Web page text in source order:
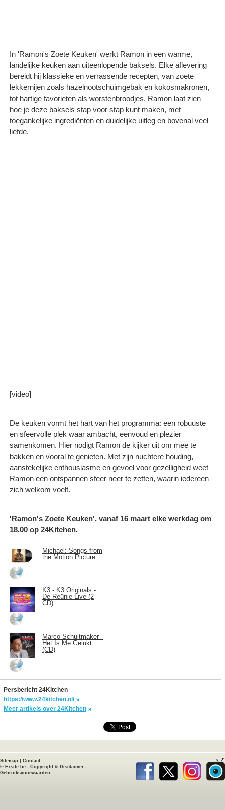
In 'Ramon's Zoete Keuken' werkt Ramon in een warme,
landelijke keuken aan uiteenlopende baksels. Elke aflevering
bereidt hij klassieke en verrassende recepten, van zoete
lekkernijen zoals hazelnootschuimgebak en kokosmakronen,
tot hartige favorieten als worstenbroodjes. Ramon laat zien
hoe je deze baksels stap voor stap kunt maken, met
toegankelijke ingrediënten en duidelijke uitleg en bovenal veel
liefde.
[video]
De keuken vormt het hart van het programma: een robuuste
en sfeervolle plek waar ambacht, eenvoud en plezier
samenkomen. Hier nodigt Ramon de kijker uit om mee te
bakken en vooral te genieten. Met zijn nuchtere houding,
aanstekelijke enthousiasme en gevoel voor gezelligheid weet
Ramon een ontspannen sfeer neer te zetten, waarin iedereen
zich welkom voelt.
'Ramon's Zoete Keuken', vanaf 16 maart elke werkdag om
18.00 op 24Kitchen.
Michael: Songs from
the Motion Picture
K3 - K3 Originals -
De Reünie Live (2
CD)
Marco Schuitmaker -
Het Is Me Gelukt
(CD)
Persbericht 24Kitchen
https://www.24kitchen.nl/
Meer artikels over 24Kitchen
Sitemap
Contact
© Exsite.be - Copyright & Disclaimer -
Gebruiksvoorwaarden